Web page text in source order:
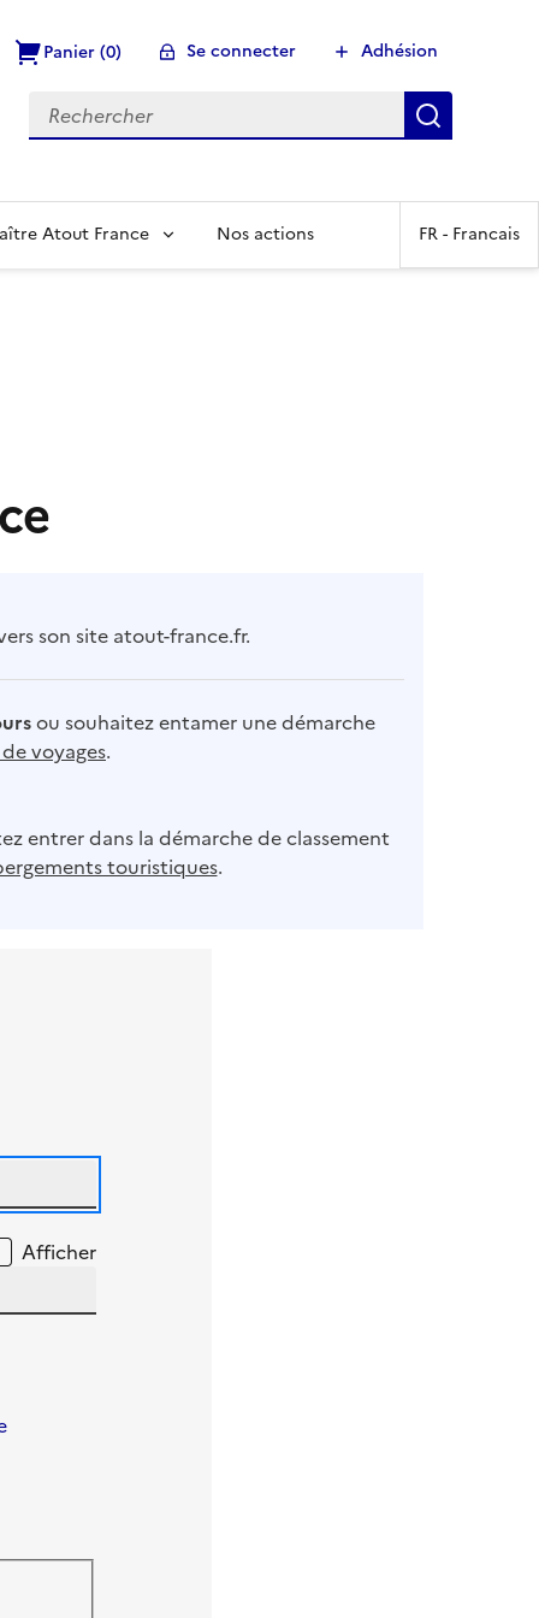
Panier (0) Se connecter Adhésion
Atout France Nos actions FR - Francais
son site atout-france.fr.
ou souhaitez entamer une démarche
voyages.
entrer dans la démarche de classement
touristiques.
Afficher